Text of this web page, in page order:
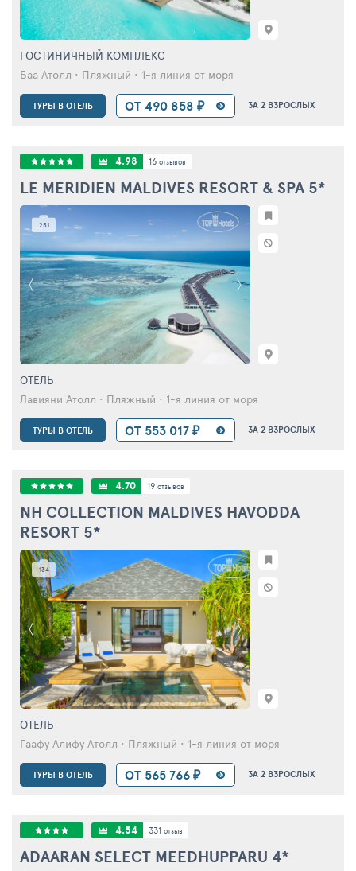
ГОСТИНИЧНЫЙ КОМПЛЕКС
Баа Атолл • Пляжный • 1-я линия от моря
ТУРЫ В ОТЕЛЬ ОТ 490 858 ₽ ЗА 2 ВЗРОСЛЫХ
251
4.98 16 отзывов
LE MERIDIEN MALDIVES RESORT & SPA 5*
ОТЕЛЬ
Лавияни Атолл • Пляжный • 1-я линия от моря
ТУРЫ В ОТЕЛЬ ОТ 553 017 ₽ ЗА 2 ВЗРОСЛЫХ
134
4.70 19 отзывов
NH COLLECTION MALDIVES HAVODDA
RESORT 5*
ОТЕЛЬ
Гаафу Алифу Атолл • Пляжный • 1-я линия от моря
ТУРЫ В ОТЕЛЬ ОТ 565 766 ₽ ЗА 2 ВЗРОСЛЫХ
4.54 331 отзыв
ADAARAN SELECT MEEDHUPPARU 4*